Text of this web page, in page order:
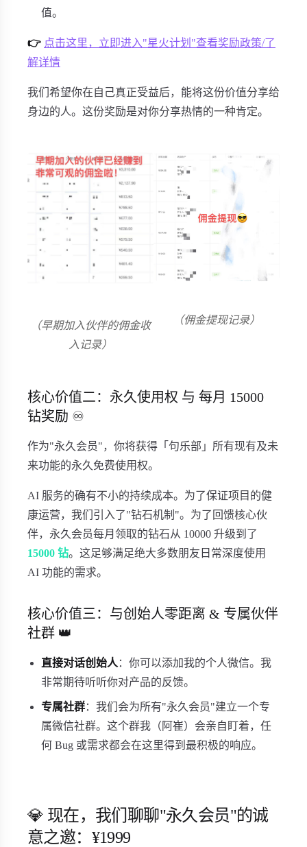
值。
👉 点击这里，立即进入"星火计划"查看奖励政策/了
解详情
我们希望你在自己真正受益后，能将这份价值分享给
身边的人。这份奖励是对你分享热情的一种肯定。
（早期加入伙伴的佣金收
入记录）
（佣金提现记录）
核心价值二：永久使用权 与 每月 15000
钻奖励 ♾️
作为"永久会员"，你将获得「句乐部」所有现有及未
来功能的永久免费使用权。
AI 服务的确有不小的持续成本。为了保证项目的健
康运营，我们引入了"钻石机制"。为了回馈核心伙
伴，永久会员每月领取的钻石从 10000 升级到了
15000 钻。这足够满足绝大多数朋友日常深度使用
AI 功能的需求。
核心价值三：与创始人零距离 & 专属伙伴
社群 👑
直接对话创始人 ：你可以添加我的个人微信。我
非常期待听听你对产品的反馈。
专属社群：我们会为所有"永久会员"建立一个专
属微信社群。这个群我（阿崔）会亲自盯着，任
何 Bug 或需求都会在这里得到最积极的响应。
💎 现在，我们聊聊"永久会员"的诚
意之邀：¥1999